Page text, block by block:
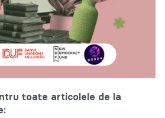
toate articolele de la